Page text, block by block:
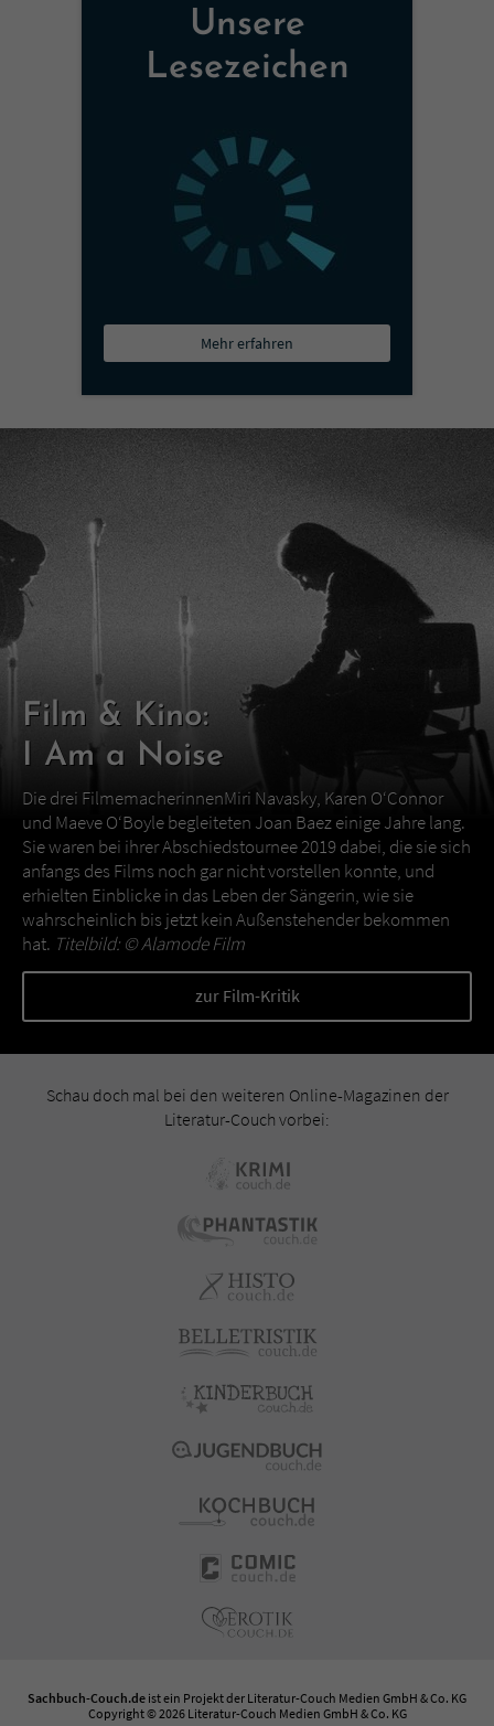
Unsere
Lesezeichen
Mehr erfahren
Film & Kino:
I Am a Noise
Die drei FilmemacherinnenMiri Navasky, Karen O‘Connor
und Maeve O‘Boyle begleiteten Joan Baez einige Jahre lang.
Sie waren bei ihrer Abschiedstournee 2019 dabei, die sie sich
anfangs des Films noch gar nicht vorstellen konnte, und
erhielten Einblicke in das Leben der Sängerin, wie sie
wahrscheinlich bis jetzt kein Außenstehender bekommen
hat. Titelbild: ©Alamode Film
zur Film-Kritik
Schau doch mal bei den weiteren Online-Magazinen der
Literatur-Couch vorbei:
Sachbuch-Couch.de ist ein Projekt der Literatur-Couch Medien GmbH & Co. KG
Copyright © 2026 Literatur-Couch Medien GmbH & Co. KG